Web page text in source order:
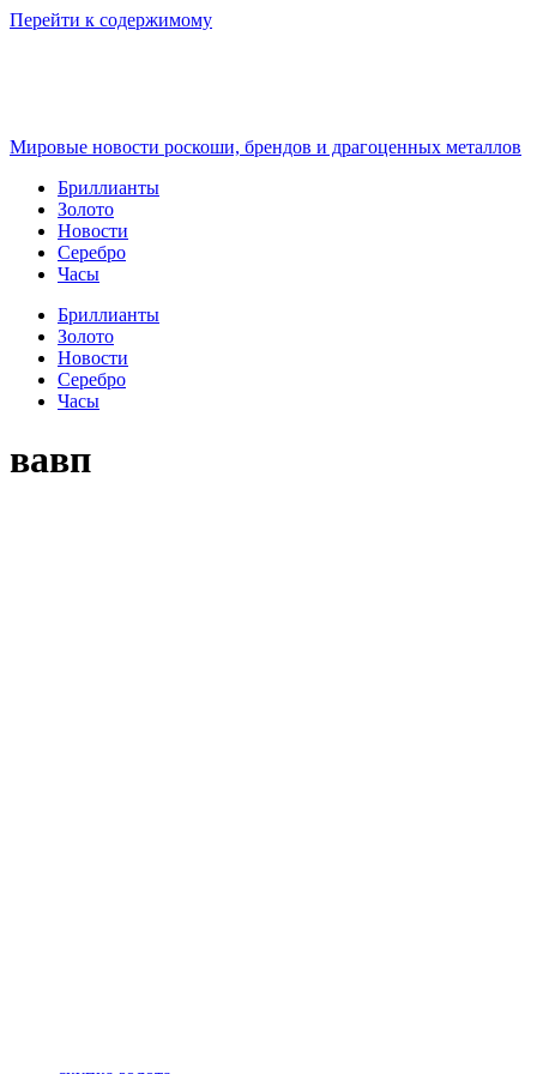
Перейти к содержимому
Мировые новости роскоши, брендов и драгоценных металлов
Бриллианты
Золото
Новости
Серебро
Часы
Бриллианты
Золото
Новости
Серебро
Часы
вавп